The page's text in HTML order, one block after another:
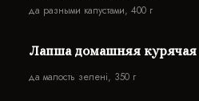
да разными капустами, 400 г
Лапша домашняя курячая
да малость зеленi, 350 г